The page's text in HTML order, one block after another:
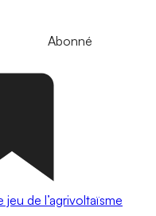
Abonné
de l’agrivoltaïsme